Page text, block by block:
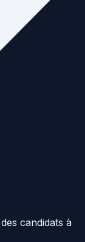
candidats à